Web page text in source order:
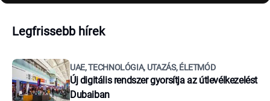
Legfrissebb hírek
UAE, TECHNOLÓGIA, UTAZÁS, ÉLETMÓD
Új digitális rendszer gyorsítja az útlevélkezelést
Dubaiban